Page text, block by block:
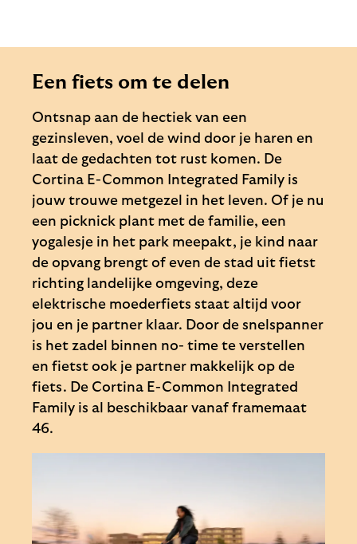
Een fiets om te delen
Ontsnap aan de hectiek van een
gezinsleven, voel de wind door je haren en
laat de gedachten tot rust komen. De
Cortina E-Common Integrated Family is
jouw trouwe metgezel in het leven. Of je nu
een picknick plant met de familie, een
yogalesje in het park meepakt, je kind naar
de opvang brengt of even de stad uit fietst
richting landelijke omgeving, deze
elektrische moederfiets staat altijd voor
jou en je partner klaar. Door de snelspanner
is het zadel binnen no- time te verstellen
en fietst ook je partner makkelijk op de
fiets. De Cortina E-Common Integrated
Family is al beschikbaar vanaf framemaat
46.